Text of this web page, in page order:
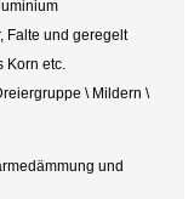
Falte und geregelt
Korn etc.
\ Mildern \
und